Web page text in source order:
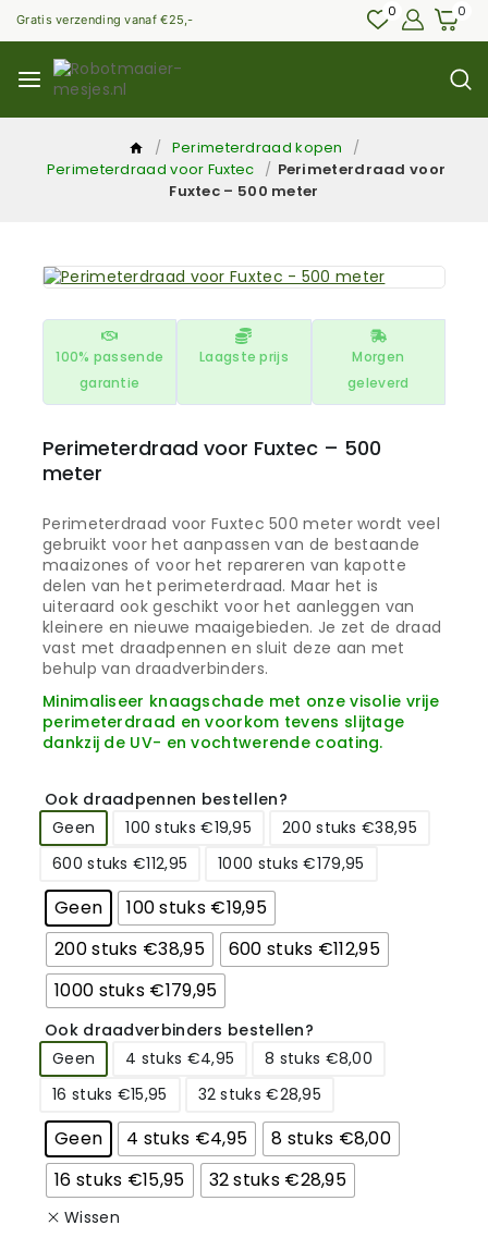
Gratis verzending vanaf €25,- 0 0
/ Perimeterdraad kopen
/
Perimeterdraad voor Fuxtec / Perimeterdraad voor
Fuxtec – 500 meter
100% passende
garantie
Laagste prijs
Morgen
geleverd
Perimeterdraad voor Fuxtec – 500
meter
Perimeterdraad voor Fuxtec 500 meter wordt veel
gebruikt voor het aanpassen van de bestaande
maaizones of voor het repareren van kapotte
delen van het perimeterdraad. Maar het is
uiteraard ook geschikt voor het aanleggen van
kleinere en nieuwe maaigebieden. Je zet de draad
vast met draadpennen en sluit deze aan met
behulp van draadverbinders.
Minimaliseer knaagschade met onze visolie vrije
perimeterdraad en voorkom tevens slijtage
dankzij de UV- en vochtwerende coating.
Ook draadpennen bestellen?
Geen
100 stuks €19,95
200 stuks €38,95
600 stuks €112,95
1000 stuks €179,95
Geen
100 stuks €19,95
200 stuks €38,95
600 stuks €112,95
1000 stuks €179,95
Ook draadverbinders bestellen?
Geen
4 stuks €4,95
8 stuks €8,00
16 stuks €15,95
32 stuks €28,95
Geen 4 stuks €4,95
8 stuks €8,00
16 stuks €15,95
32 stuks €28,95
Wissen